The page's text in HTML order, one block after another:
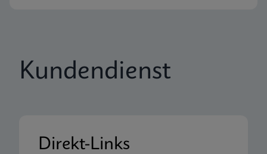
Kundendienst
Direkt-Links